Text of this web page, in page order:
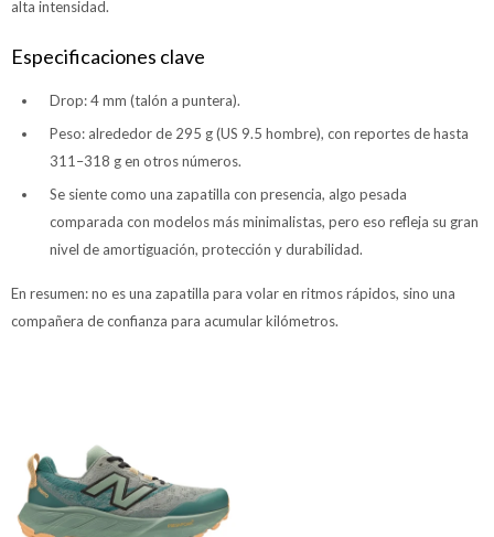
alta intensidad.
Especificaciones clave
Drop: 4 mm (talón a puntera).
Peso: alrededor de 295 g (US 9.5 hombre), con reportes de hasta
311–318 g en otros números.
Se siente como una zapatilla con presencia, algo pesada
comparada con modelos más minimalistas, pero eso refleja su gran
nivel de amortiguación, protección y durabilidad.
En resumen: no es una zapatilla para volar en ritmos rápidos, sino una
compañera de confianza para acumular kilómetros.